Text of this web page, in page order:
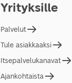
Yrityksille
Palvelut
Tule asiakkaaksi
Itsepalvelukanavat
Ajankohtaista